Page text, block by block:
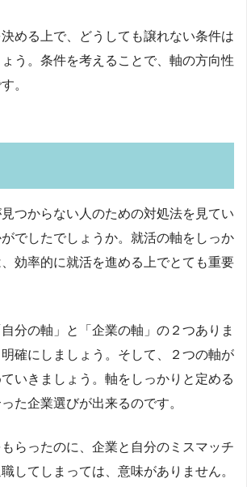
める上で、どうしても譲れない条件は
う。条件を考えることで、軸の方向性
。
つからない人のための対処法を見てい
でしたでしょうか。就活の軸をしっか
効率的に就活を進める上でとても重要
分の軸」と「企業の軸」の２つありま
確にしましょう。そして、２つの軸が
いきましょう。軸をしっかりと定める
た企業選びが出来るのです。
らったのに、企業と自分のミスマッチ
してしまっては、意味がありません。